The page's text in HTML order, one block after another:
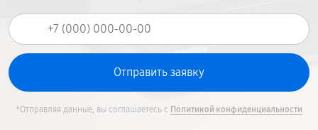
*Отправляя данные, вы соглашаетесь с Политикой конфиденциальности